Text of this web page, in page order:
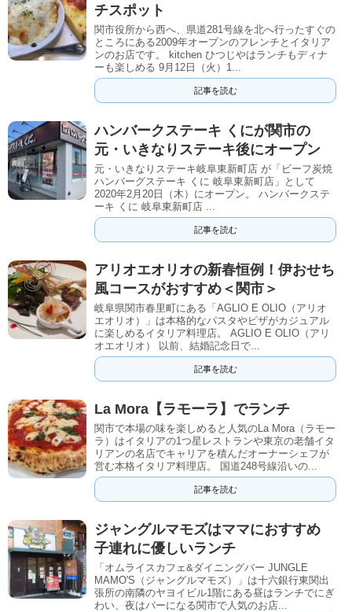
チスポット
関市役所から西へ、県道281号線を北へ行ったすぐの
ところにある2009年オープンのフレンチとイタリア
ンのお店です。 kitchen ひつじやはランチもディナ
ーも楽しめる 9月12日（火）1...
記事を読む
ハンバークステーキ くにが関市の
元・いきなりステーキ後にオープン
元・いきなりステーキ岐阜東新町店 が「ビーフ炭焼
ハンバーグステーキ くに 岐阜東新町店」として
2020年2月20日（木）にオープン。 ハンバークステ
ーキ くに 岐阜東新町店 ...
記事を読む
アリオエオリオの新春恒例！伊おせち
風コースがおすすめ＜関市＞
岐阜県関市春里町にある「AGLIO E OLIO（アリオ
エオリオ）」は本格的なパスタやピザがカジュアル
に楽しめるイタリア料理店。 AGLIO E OLIO（アリ
オエオリオ） 以前、結婚記念日で...
記事を読む
La Mora【ラモーラ】でランチ
関市で本場の味を楽しめると人気のLa Mora（ラモー
ラ）はイタリアの1つ星レストランや東京の老舗イタ
リアンの名店でキャリアを積んだオーナーシェフが
営む本格イタリア料理店。 国道248号線沿いの...
記事を読む
ジャングルマモズはママにおすすめ
子連れに優しいランチ
「オムライスカフェ&ダイニングバー JUNGLE
MAMO'S（ジャングルマモズ）」は十六銀行東関出
張所の南隣のヤヨイビル1階にある昼はランチでにぎ
わい、夜はバーになる関市で人気のお店...